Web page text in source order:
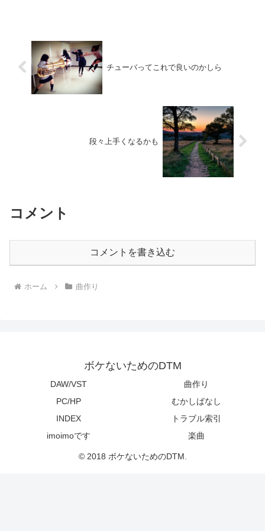
チューバってこれで良いのかしら
段々上手くなるかも
コメント
コメントを書き込む
ホーム 曲作り
ボケないためのDTM
DAW/VST
曲作り
PC/HP
むかしばなし
INDEX
トラブル索引
imoimoです
楽曲
© 2018 ボケないためのDTM.